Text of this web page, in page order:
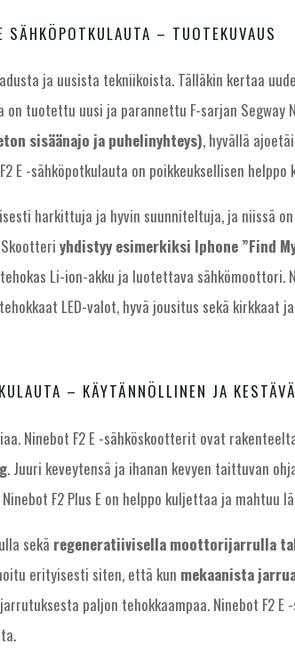
SÄHKÖPOTKULAUTA – TUOTEKUVAUS
ja uusista tekniikoista. Tälläkin kertaa
tuotettu uusi ja parannettu F-sarjan Segway
sisäänajo ja puhelinyhteys), hyvällä
E -sähköpotkulauta on poikkeuksellisen helppo
harkittuja ja hyvin suunniteltuja, ja niissä
yhdistyy esimerkiksi Iphone ”Find
Li-ion-akku ja luotettava sähkömoottori.
LED-valot, hyvä jousitus sekä kirkkaat
– KÄYTÄNNÖLLINEN JA
Ninebot F2 E -sähköskootterit ovat
. Juuri keveytensä ja ihanan kevyen taittuvan
F2 Plus E on helppo kuljettaa ja mahtuu
sekä regeneratiivisella moottorijarrulla
erityisesti siten, että kun mekaanista
paljon tehokkaampaa. Ninebot F2 E